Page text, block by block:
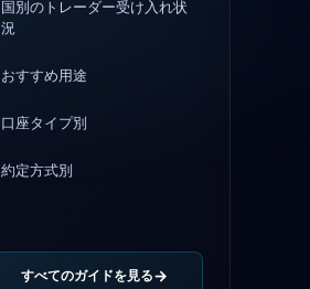
国別のトレーダー受け入れ状
況
おすすめ用途
口座タイプ別
約定方式別
すべてのガイドを見る